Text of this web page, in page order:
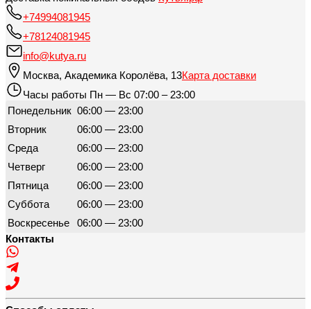
+74994081945
+78124081945
info@kutya.ru
Москва, Академика Королёва, 13Карта доставки
Часы работы Пн — Вс 07:00 – 23:00
Понедельник 06:00 — 23:00
Вторник
06:00 — 23:00
Среда
06:00 — 23:00
Четверг
06:00 — 23:00
Пятница
06:00 — 23:00
Суббота
06:00 — 23:00
Воскресенье
06:00 — 23:00
Контакты